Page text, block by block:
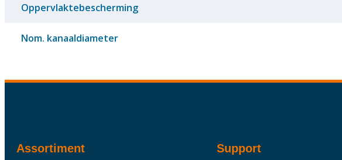
Oppervlaktebescherming
Nom. kanaaldiameter
Assortiment Support